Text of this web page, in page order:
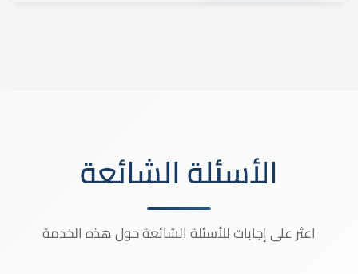
الأسئلة الشائعة
اعثر على إجابات للأسئلة الشائعة حول هذه الخدمة